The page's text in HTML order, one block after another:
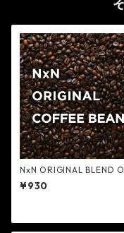
NxN ORIGINAL BLEND
OOR ONLY COFFEE -
Natural
¥930